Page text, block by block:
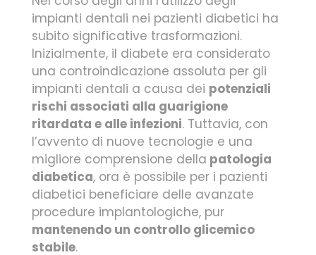
impianti dentali nei pazienti diabetici ha
subito significative trasformazioni.
Inizialmente, il diabete era considerato
una controindicazione assoluta per gli
impianti dentali a causa dei potenziali
rischi associati alla guarigione
ritardata e alle infezioni. Tuttavia, con
l’avvento di nuove tecnologie e una
migliore comprensione della patologia
diabetica, ora è possibile per i pazienti
diabetici beneficiare delle avanzate
procedure implantologiche, pur
mantenendo un controllo glicemico
stabile.